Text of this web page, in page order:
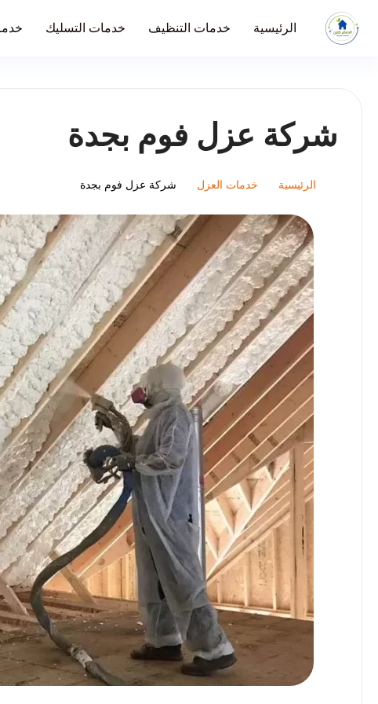
الرئيسية خدمات التنظيف خدمات التسليك
شركة عزل فوم بجدة
الرئيسية خدمات العزل شركة عزل فوم بجدة